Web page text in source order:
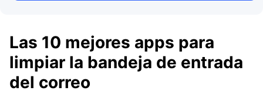
Las 10 mejores apps para
limpiar la bandeja de entrada
del correo